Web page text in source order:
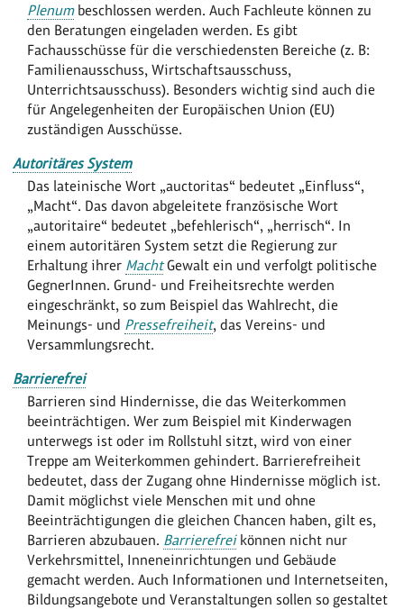
Plenumbeschlossen werden. Auch Fachleute können zu
den Beratungen eingeladen werden. Es gibt
Fachausschüsse für die verschiedensten Bereiche (z. B:
Familienausschuss, Wirtschaftsausschuss,
Unterrichtsausschuss). Besonders wichtig sind auch die
für Angelegenheiten der Europäischen Union (EU)
zuständigen Ausschüsse.
Autoritäres System
Das lateinische Wort „auctoritas“ bedeutet „Einfluss“,
„Macht“. Das davon abgeleitete französische Wort
„autoritaire“ bedeutet „befehlerisch“, „herrisch“. In
einem autoritären System setzt die Regierung zur
Erhaltung ihrer MachtGewalt ein und verfolgt politische
GegnerInnen. Grund- und Freiheitsrechte werden
eingeschränkt, so zum Beispiel das Wahlrecht, die
Meinungs- und Pressefreiheit, das Vereins- und
Versammlungsrecht.
Barrierefrei
Barrieren sind Hindernisse, die das Weiterkommen
beeinträchtigen. Wer zum Beispiel mit Kinderwagen
unterwegs ist oder im Rollstuhl sitzt, wird von einer
Treppe am Weiterkommen gehindert. Barrierefreiheit
bedeutet, dass der Zugang ohne Hindernisse möglich ist.
Damit möglichst viele Menschen mit und ohne
Beeinträchtigungen die gleichen Chancen haben, gilt es,
Barrieren abzubauen. Barrierefreikönnen nicht nur
Verkehrsmittel, Inneneinrichtungen und Gebäude
gemacht werden. Auch Informationen und Internetseiten,
Bildungsangebote und Veranstaltungen sollen so gestaltet